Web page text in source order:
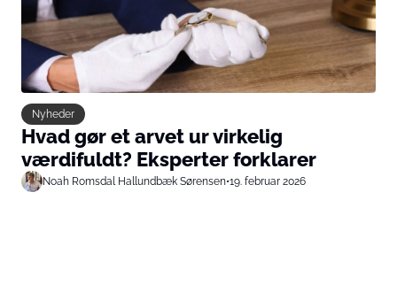
Nyheder
Hvad gør et arvet ur virkelig
værdifuldt? Eksperter forklarer
Noah Romsdal Hallundbæk Sørensen•19. februar 2026